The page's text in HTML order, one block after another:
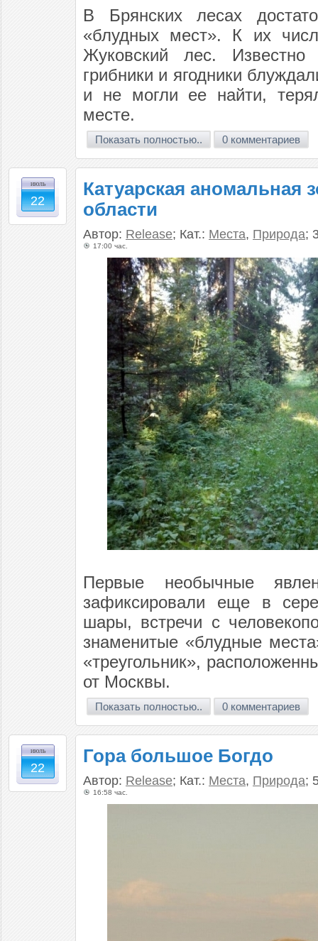
В Брянских лесах
«блудных мест». К их
Жуковский лес.
грибники и ягодники
и не могли ее найти,
месте.
Показать полностью.. 0 комментариев
июль
22
Катуарская аномальная
области
Автор: Release; Кат.: Места, Природа;
17:00 час.
Первые необычные
зафиксировали еще в
шары, встречи с
знаменитые «блудные
«треугольник»,
от Москвы.
Показать полностью.. 0 комментариев
июль
22
Гора большое Богдо
Автор: Release; Кат.: Места, Природа;
16:58 час.